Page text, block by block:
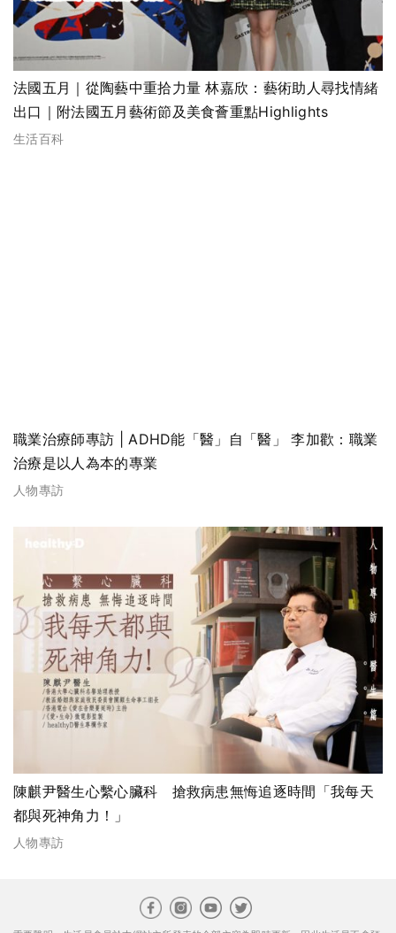
法國五月｜從陶藝中重拾力量 林嘉欣：藝術助人尋找情緒
出口｜附法國五月藝術節及美食薈重點Highlights
生活百科
職業治療師專訪 | ADHD能「醫」自「醫」 李加歡：職業
治療是以人為本的專業
人物專訪
陳麒尹醫生心繫心臟科 搶救病患無悔追逐時間「我每天
都與死神角力！」
人物專訪